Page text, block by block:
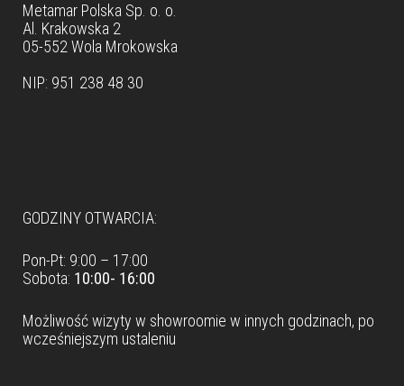
Metamar Polska Sp. o. o.
Al. Krakowska 2
05-552 Wola Mrokowska
NIP: 951 238 48 30
GODZINY OTWARCIA:
Pon-Pt: 9:00 – 17:00
Sobota: 10:00- 16:00
Możliwość wizyty w showroomie w innych godzinach, po
wcześniejszym ustaleniu